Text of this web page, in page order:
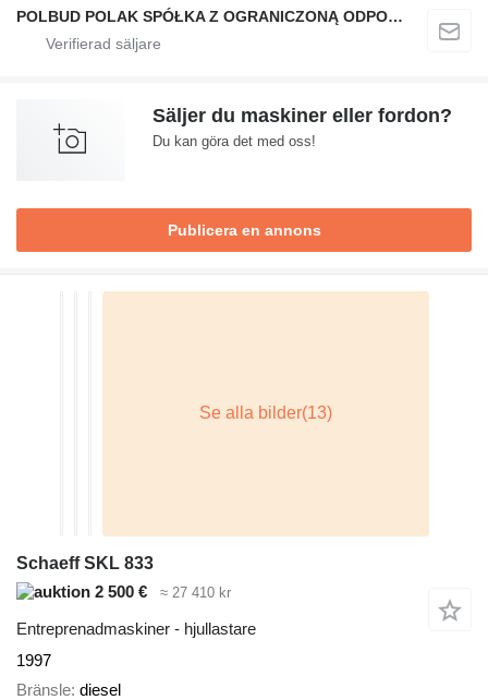
POLBUD POLAK SPÓŁKA Z OGRANICZONĄ ODPOWIEDZIALNOŚCIĄ
Säljer du maskiner eller fordon?
Du kan göra det med oss!
Publicera en annons
Schaeff SKL 833
2 500 €
≈ 27 410 kr
Entreprenadmaskiner - hjullastare
1997
Bränsle diesel